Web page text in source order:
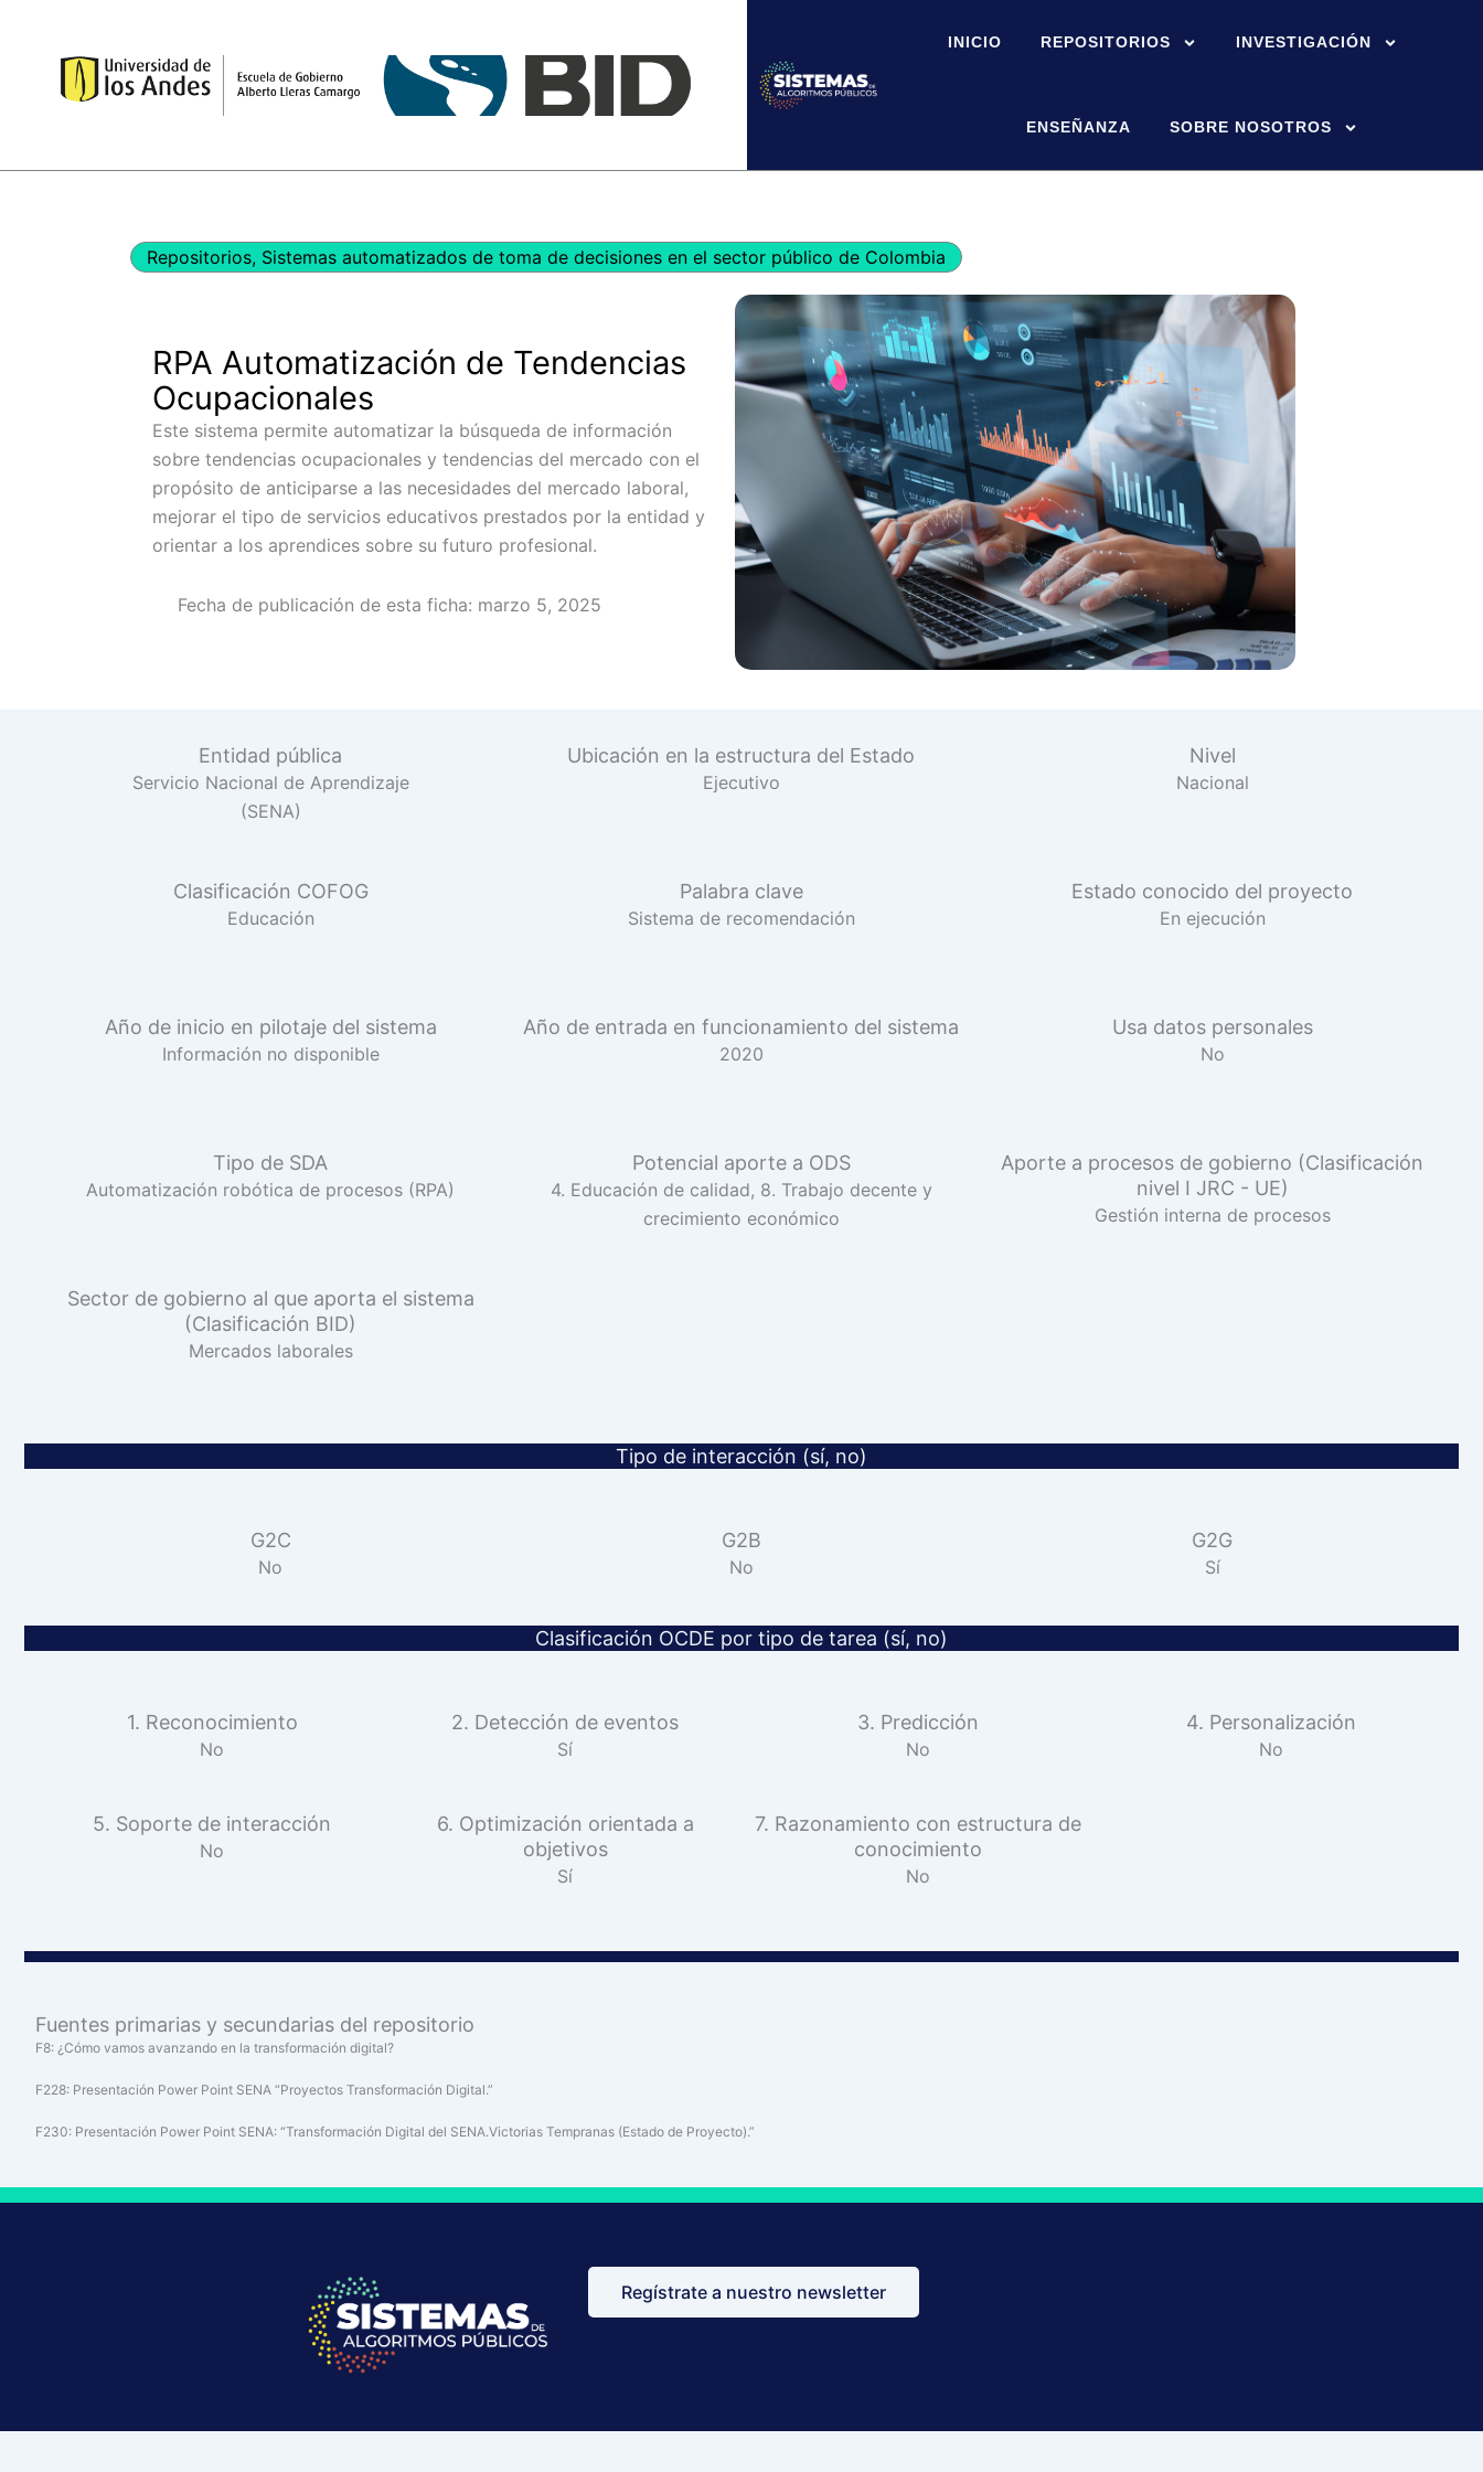
contenido
INICIO REPOSITORIOS INVESTIGACIÓN
ENSEÑANZA SOBRE NOSOTROS
Repositorios, Sistemas automatizados de toma de decisiones en el sector público de Colombia
RPA Automatización de Tendencias
Ocupacionales
Este sistema permite automatizar la búsqueda de información
sobre tendencias ocupacionales y tendencias del mercado con el
propósito de anticiparse a las necesidades del mercado laboral,
mejorar el tipo de servicios educativos prestados por la entidad y
orientar a los aprendices sobre su futuro profesional.
Fecha de publicación de esta ficha: marzo 5, 2025
Entidad pública
Servicio Nacional de Aprendizaje
(SENA)
Ubicación en la estructura del Estado
Ejecutivo
Nivel
Nacional
Clasificación COFOG
Educación
Palabra clave
Sistema de recomendación
Estado conocido del proyecto
En ejecución
Año de inicio en pilotaje del sistema
Información no disponible
Año de entrada en funcionamiento del sistema
2020
Usa datos personales
No
Tipo de SDA
Automatización robótica de procesos (RPA)
Potencial aporte a ODS
4. Educación de calidad, 8. Trabajo decente y
crecimiento económico
Aporte a procesos de gobierno (Clasificación
nivel I JRC - UE)
Gestión interna de procesos
Sector de gobierno al que aporta el sistema
(Clasificación BID)
Mercados laborales
Tipo de interacción (sí, no)
G2C
No
G2B
No
G2G
Sí
Clasificación OCDE por tipo de tarea (sí, no)
1. Reconocimiento
No
2. Detección de eventos
Sí
3. Predicción
No
4. Personalización
No
5. Soporte de interacción
No
6. Optimización orientada a
objetivos
Sí
7. Razonamiento con estructura de
conocimiento
No
Fuentes primarias y secundarias del repositorio
F8: ¿Cómo vamos avanzando en la transformación digital?
F228: Presentación Power Point SENA “Proyectos Transformación Digital.”
F230: Presentación Power Point SENA: “Transformación Digital del SENA.Victorias Tempranas (Estado de Proyecto).”
Regístrate a nuestro newsletter